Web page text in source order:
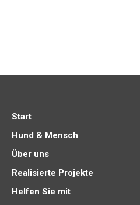
Start
Hund & Mensch
Über uns
Realisierte Projekte
Helfen Sie mit